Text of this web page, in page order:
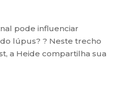
pode influenciar
lúpus? ? Neste trecho
a Heide compartilha sua